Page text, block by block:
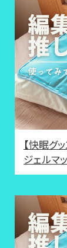
【快眠グ
ジェルマ